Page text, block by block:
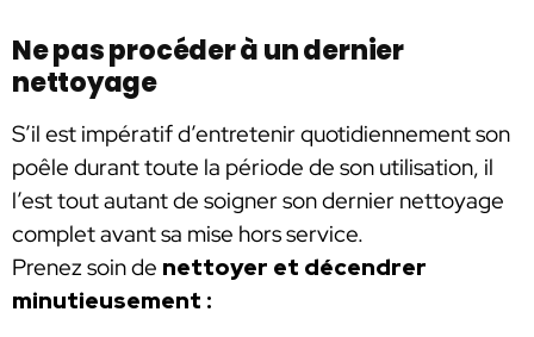
Ne pas procéder à un dernier
nettoyage
S’il est impératif d’entretenir quotidiennement son
poêle durant toute la période de son utilisation, il
l’est tout autant de soigner son dernier nettoyage
complet avant sa mise hors service.
Prenez soin de nettoyer et décendrer
minutieusement :